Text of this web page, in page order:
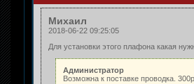
Михаил
2018-06-22 09:25:05
Для установки этого плафона какая
Администратор
Возможна к поставке проводка.